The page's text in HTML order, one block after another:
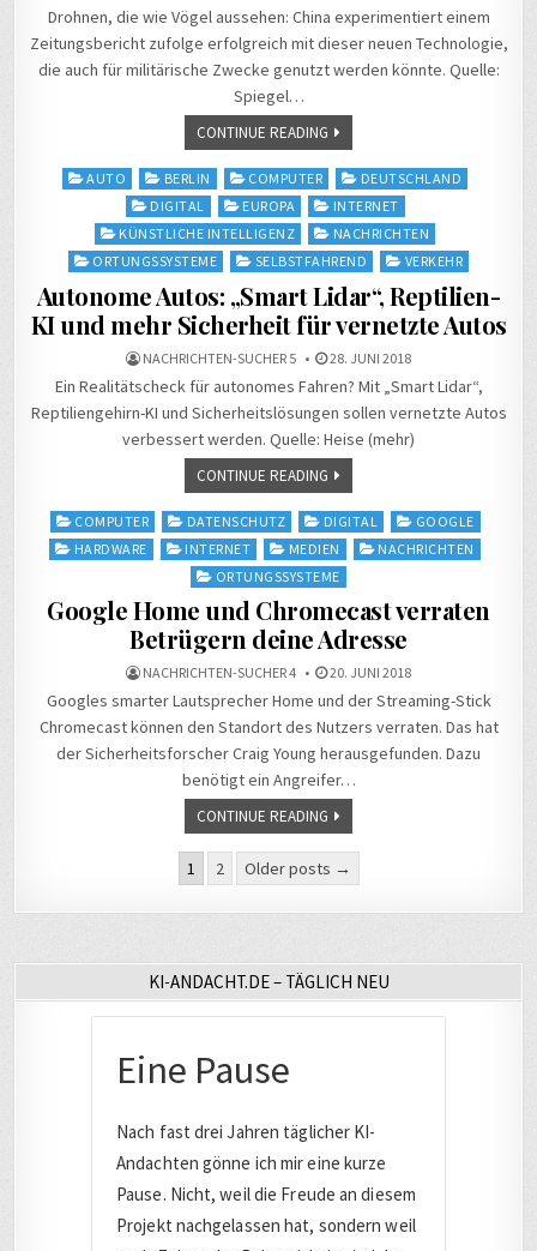
Drohnen, die wie Vögel aussehen: China experimentiert einem
Zeitungsbericht zufolge erfolgreich mit dieser neuen Technologie,
die auch für militärische Zwecke genutzt werden könnte. Quelle:
Spiegel…
CONTINUE READING
Posted
AUTO BERLIN COMPUTER
DEUTSCHLAND
DIGITAL
EUROPA
INTERNET
KÜNSTLICHE INTELLIGENZ
NACHRICHTEN
ORTUNGSSYSTEME
SELBSTFAHREND VERKEHR
Autonome Autos: „Smart Lidar“, Reptilien-
KI und mehr Sicherheit für vernetzte Autos
NACHRICHTEN-SUCHER 5 28. JUNI 2018
Ein Realitätscheck für autonomes Fahren? Mit „Smart Lidar“,
Reptiliengehirn-KI und Sicherheitslösungen sollen vernetzte Autos
verbessert werden. Quelle: Heise (mehr)
CONTINUE READING
Posted
in
COMPUTER DATENSCHUTZ DIGITAL
GOOGLE
HARDWARE
INTERNET MEDIEN
NACHRICHTEN
ORTUNGSSYSTEME
Google Home und Chromecast verraten
Betrügern deine Adresse
NACHRICHTEN-SUCHER 4 20. JUNI 2018
Googles smarter Lautsprecher Home und der Streaming-Stick
Chromecast können den Standort des Nutzers verraten. Das hat
der Sicherheitsforscher Craig Young herausgefunden. Dazu
benötigt ein Angreifer…
CONTINUE READING
Seitennummerierung
1 2 Older posts →
KI-ANDACHT.DE – TÄGLICH NEU